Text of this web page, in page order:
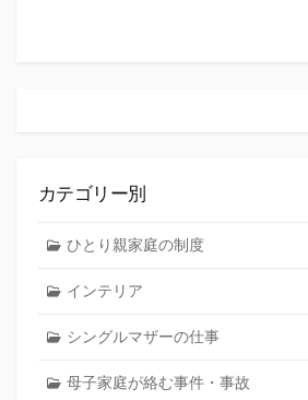
カテゴリー別
ひとり親家庭の制度
インテリア
シングルマザーの仕事
母子家庭が絡む事件・事故